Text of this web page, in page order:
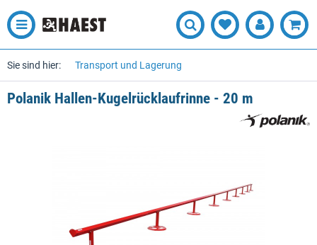
Sie sind hier: Transport und Lagerung
Polanik Hallen-Kugelrücklaufrinne - 20 m